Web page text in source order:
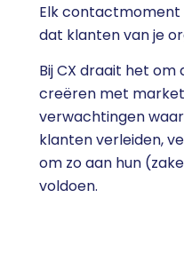
Elk
dat klanten van je
Bij CX draait het
creëren met
verwachtingen
klanten verleiden,
om zo aan hun
voldoen.